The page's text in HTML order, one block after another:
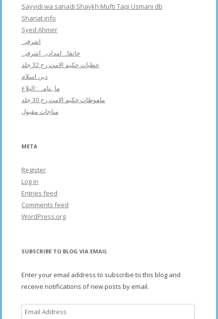
Sayyidi wa sanadi Shaykh Mufti Taqi Usmani db
Shariat info
Syed Ahmer
اشرفبہ
خانقاہ امدادیہ اشرفیہ
خطبات حکیم الامت رح 32 جلد
دین اسلام
ماہنامہ : البلاغ
ملفوظات حکیم الامت رح 30 جلد
مناجات مقبول
META
Register
Log in
Entries feed
Comments feed
WordPress.org
SUBSCRIBE TO BLOG VIA EMAIL
Enter your email address to subscribe to this blog and
receive notifications of new posts by email.
Email